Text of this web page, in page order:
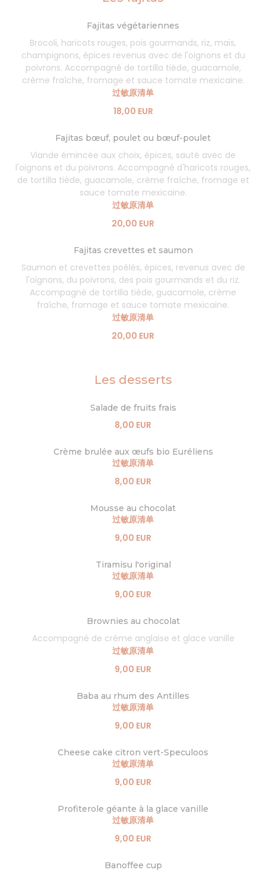
Fajitas végétariennes
Brocoli, haricots rouges, pois gourmands, riz, maïs,
champignons, épices revenus avec de l'oignons et du
poivrons. Accompagné de tortilla tiède, guacamole,
crème fraîche, fromage et sauce tomate mexicaine.
过敏原清单
18,00 EUR
Fajitas bœuf, poulet ou bœuf-poulet
Viande émincée aux choix, épices, sauté avec de
l'oignons et du poivrons. Accompagné d'haricots rouges,
de tortilla tiède, guacamole, crème fraîche, fromage et
sauce tomate mexicaine.
过敏原清单
20,00 EUR
Fajitas crevettes et saumon
Saumon et crevettes poêlés, épices, revenus avec de
l'oignons, du poivrons, des pois gourmands et du riz.
Accompagné de tortilla tiède, guacamole, crème
fraîche, fromage et sauce tomate mexicaine.
过敏原清单
20,00 EUR
Les desserts
Salade de fruits frais
8,00 EUR
Crème brulée aux œufs bio Euréliens
过敏原清单
8,00 EUR
Mousse au chocolat
过敏原清单
9,00 EUR
Tiramisu l'original
过敏原清单
9,00 EUR
Brownies au chocolat
Accompagné de crème anglaise et glace vanille
过敏原清单
9,00 EUR
Baba au rhum des Antilles
过敏原清单
9,00 EUR
Cheese cake citron vert-Speculoos
过敏原清单
9,00 EUR
Profiterole géante à la glace vanille
过敏原清单
9,00 EUR
Banoffee cup